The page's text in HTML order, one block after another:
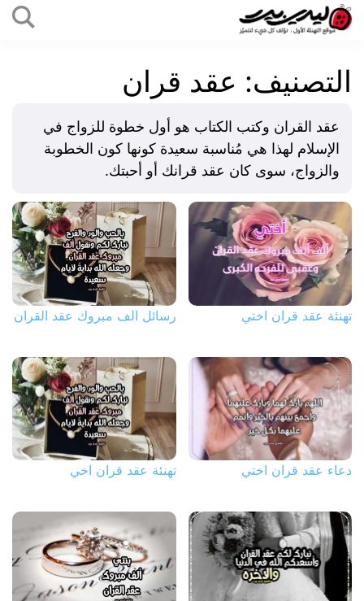
بيرد
التصنيف: عقد قران
عقد القران وكتب الكتاب هو أول خطوة للزواج في
الإسلام لهذا هي مُناسبة سعيدة كونها كون الخطوبة
والزواج، سوى كان عقد قرانك أو أحبتك.
تهنئة عقد قران اختي رسائل الف مبروك عقد القران
دعاء عقد قران اختي تهنئة عقد قران اخي